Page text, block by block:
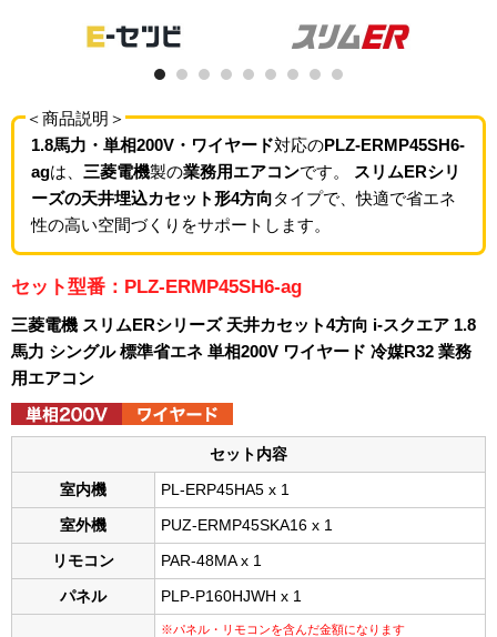
＜商品説明＞
1.8馬力・単相200V・ワイヤード対応のPLZ-ERMP45SH6-
agは、 三菱電機製の業務用エアコンです。
スリムERシリ
ーズの天井埋込カセット形4方向タイプで、快適で省エネ
性の高い空間づくりをサポートします。
セット型番：PLZ-ERMP45SH6-ag
三菱電機 スリムERシリーズ 天井カセット4方向 i-スクエア 1.8
馬力 シングル 標準省エネ 単相200V ワイヤード 冷媒R32 業務
用エアコン
セット内容
室内機 PL-ERP45HA5 x 1
室外機 PUZ-ERMP45SKA16 x 1
リモコン PAR-48MA x 1
パネル PLP-P160HJWH x 1
※パネル・リモコンを含んだ金額になります